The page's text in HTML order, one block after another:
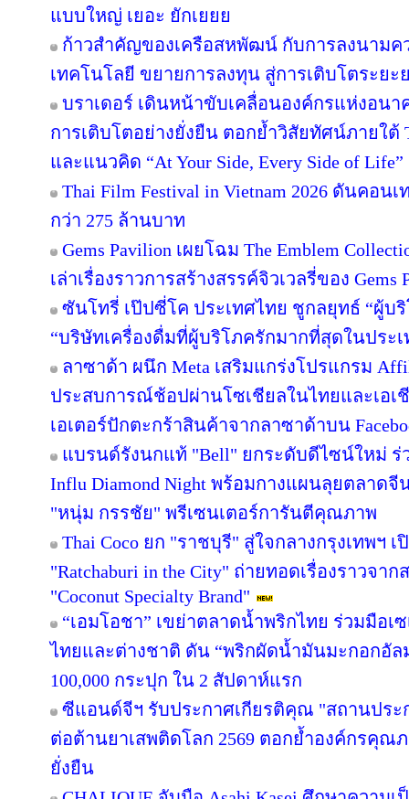
แบบใหญ่ เยอะ ยักเยยย
ก้าวสำคัญของเครือสหพัฒน์ กับการลงนามค
เทคโนโลยี ขยายการลงทุน สู่การเติบโตระยะ
บราเดอร์ เดินหน้าขับเคลื่อนองค์กรแห่งอน
การเติบโตอย่างยั่งยืน ตอกย้ำวิสัยทัศน์ภายใต้
และแนวคิด “At Your Side, Every Side of Life”
Thai Film Festival in Vietnam 2026 ดันคอน
กว่า 275 ล้านบาท
Gems Pavilion เผยโฉม The Emblem
เล่าเรื่องราวการสร้างสรรค์จิวเวลรี่ของ
ซันโทรี่ เป๊ปซี่โค ประเทศไทย ชูกลยุทธ์ “ผู้บ
“บริษัทเครื่องดื่มที่ผู้บริโภครักมากที่สุดในประเ
ลาซาด้า ผนึก Meta เสริมแกร่งโปรแกรม
ประสบการณ์ช้อปผ่านโซเชียลในไทยและเอเ
เอเตอร์ปักตะกร้าสินค้าจากลาซาด้าบน
แบรนด์รังนกแท้ "Bell" ยกระดับดีไซน์ใหม่ ร่
Influ Diamond Night พร้อมกางแผนลุยตลาด
"หนุ่ม กรรชัย" พรีเซนเตอร์การันตีคุณภาพ
Thai Coco ยก "ราชบุรี" สู่ใจกลางกรุงเทพฯ เ
"Ratchaburi in the City" ถ่ายทอดเรื่องราวจ
"Coconut Specialty Brand"
“เอมโอชา” เขย่าตลาดน้ำพริกไทย ร่วมมือ
ไทยและต่างชาติ ดัน “พริกผัดน้ำมันมะกอกอั
100,000 กระปุก ใน 2 สัปดาห์แรก
ซีแอนด์จีฯ รับประกาศเกียรติคุณ "สถานปร
ต่อต้านยาเสพติดโลก 2569 ตอกย้ำองค์กรคุณ
ยั่งยืน